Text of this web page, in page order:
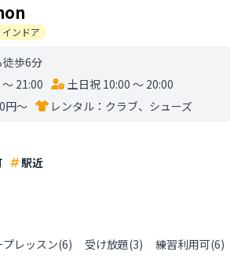
インドア
歩6分
21:00
土日祝 10:00 〜 20:00
円〜
レンタル： クラブ、シューズ
駅近
プレッスン(6) 受け放題(3) 練習利用可(6)